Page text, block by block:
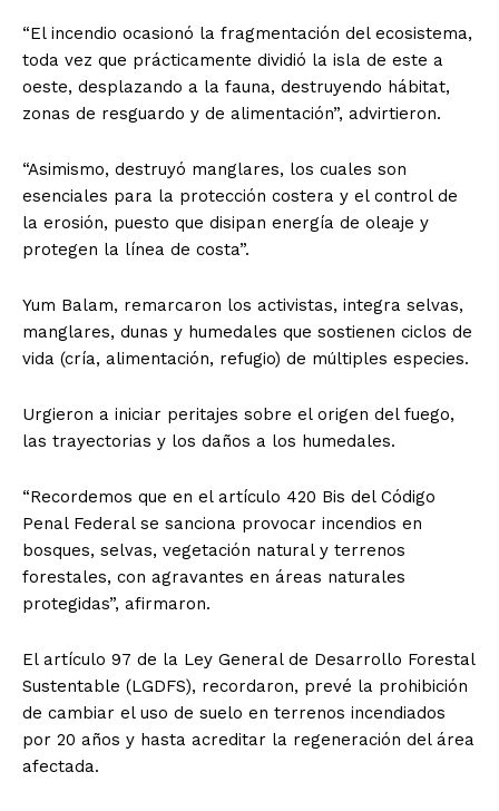
“El incendio ocasionó la fragmentación del ecosistema,
toda vez que prácticamente dividió la isla de este a
oeste, desplazando a la fauna, destruyendo hábitat,
zonas de resguardo y de alimentación”, advirtieron.
“Asimismo, destruyó manglares, los cuales son
esenciales para la protección costera y el control de
la erosión, puesto que disipan energía de oleaje y
protegen la línea de costa”.
Yum Balam, remarcaron los activistas, integra selvas,
manglares, dunas y humedales que sostienen ciclos de
vida (cría, alimentación, refugio) de múltiples especies.
Urgieron a iniciar peritajes sobre el origen del fuego,
las trayectorias y los daños a los humedales.
“Recordemos que en el artículo 420 Bis del Código
Penal Federal se sanciona provocar incendios en
bosques, selvas, vegetación natural y terrenos
forestales, con agravantes en áreas naturales
protegidas”, afirmaron.
El artículo 97 de la Ley General de Desarrollo Forestal
Sustentable (LGDFS), recordaron, prevé la prohibición
de cambiar el uso de suelo en terrenos incendiados
por 20 años y hasta acreditar la regeneración del área
afectada.